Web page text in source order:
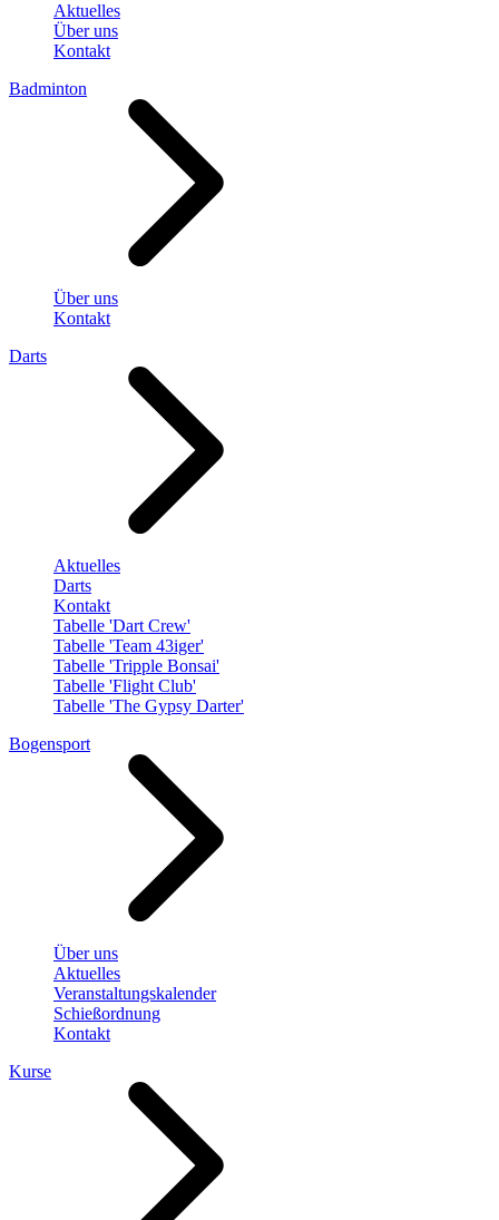
Aktuelles
Über uns
Kontakt
Badminton
Über uns
Kontakt
Darts
Aktuelles
Darts
Kontakt
Tabelle 'Dart Crew'
Tabelle 'Team 43iger'
Tabelle 'Tripple Bonsai'
Tabelle 'Flight Club'
Tabelle 'The Gypsy Darter'
Bogensport
Über uns
Aktuelles
Veranstaltungskalender
Schießordnung
Kontakt
Kurse